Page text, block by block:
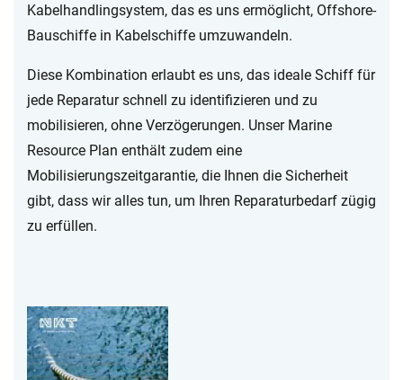
Kabelhandlingsystem, das es uns ermöglicht, Offshore-
Bauschiffe in Kabelschiffe umzuwandeln.
Diese Kombination erlaubt es uns, das ideale Schiff für
jede Reparatur schnell zu identifizieren und zu
mobilisieren, ohne Verzögerungen. Unser Marine
Resource Plan enthält zudem eine
Mobilisierungszeitgarantie, die Ihnen die Sicherheit
gibt, dass wir alles tun, um Ihren Reparaturbedarf zügig
zu erfüllen.